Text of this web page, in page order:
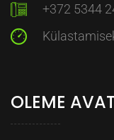
+372 5344
OLEME